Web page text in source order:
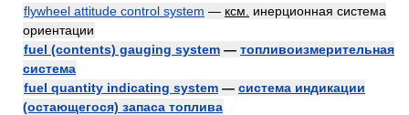
flywheel attitude control system — ксм.
инерционная система
ориентации
fuel (contents) gauging system — топливоизмерительная
система
fuel quantity indicating system — система индикации
(остающегося) запаса топлива